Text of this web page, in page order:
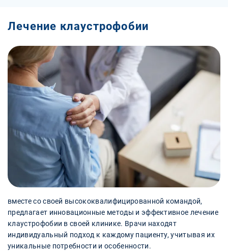
Лечение клаустрофобии
вместе со своей высококвалифицированной командой,
предлагает инновационные методы и эффективное лечение
клаустрофобии в своей клинике. Врачи находят
индивидуальный подход к каждому пациенту, учитывая их
уникальные потребности и особенности.